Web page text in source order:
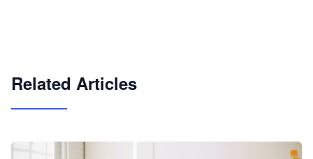
Related Articles